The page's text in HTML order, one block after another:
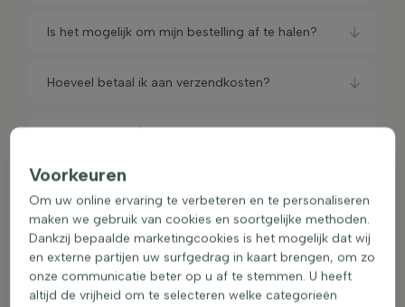
Is het mogelijk om mijn bestelling af te halen?
Hoeveel betaal ik aan verzendkosten?
In welke landen/gebieden leveren jullie?
In welke conditie worden mijn planten geleverd?
Wat moet ik doen als mijn pakket bij een
afhaalpunt is bezorgd?
Voorkeuren
Om uw online ervaring te verbeteren en te personaliseren
maken we gebruik van cookies en soortgelijke methoden.
Dankzij bepaalde marketingcookies is het mogelijk dat wij
en externe partijen uw surfgedrag in kaart brengen, om zo
onze communicatie beter op u af te stemmen. U heeft
altijd de vrijheid om te selecteren welke categorieën